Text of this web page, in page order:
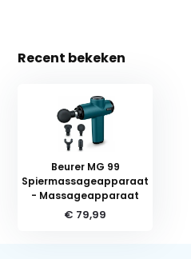
Recent bekeken
Beurer MG 99
Spiermassageapparaat
- Massageapparaat
€ 79,99